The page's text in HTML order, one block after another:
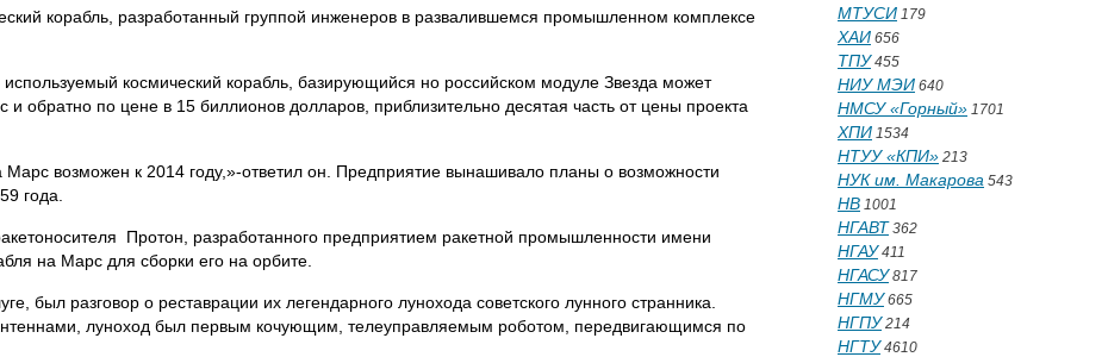
корабль, разработанный группой инженеров в развалившемся промышленном комплексе
космический корабль, базирующийся но российском модуле Звезда может
обратно по цене в 15 биллионов долларов, приблизительно десятая часть от цены проекта
возможен к 2014 году,»-ответил он. Предприятие вынашивало планы о возможности
года.
Протон, разработанного предприятием ракетной промышленности имени
на Марс для сборки его на орбите.
был разговор о реставрации их легендарного лунохода советского лунного странника.
луноход был первым кочующим, телеуправляемым роботом, передвигающимся по
МТУСИ 179
ХАИ 656
ТПУ455
НИУ МЭИ 640
НМСУ «Горный» 1701
ХПИ 1534
НТУУ «КПИ» 213
НУК им. Макарова 543
НВ 1001
НГАВТ 362
НГАУ411
НГАСУ817
НГМУ665
НГПУ214
НГТУ4610